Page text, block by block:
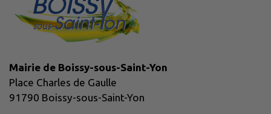
Mairie de Boissy-sous-Saint-Yon
Place Charles de Gaulle
91790 Boissy-sous-Saint-Yon